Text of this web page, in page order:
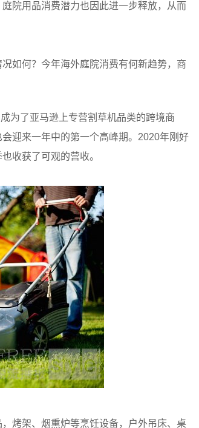
院用品消费潜力也因此进一步释放，从而
如何？今年海外庭院消费有何新趋势，商
为了亚马逊上专营割草机品类的跨境商
迎来一年中的第一个高峰期。2020年刚好
收获了可观的营收。
烤架、烟熏炉等烹饪设备，户外吊床、桌